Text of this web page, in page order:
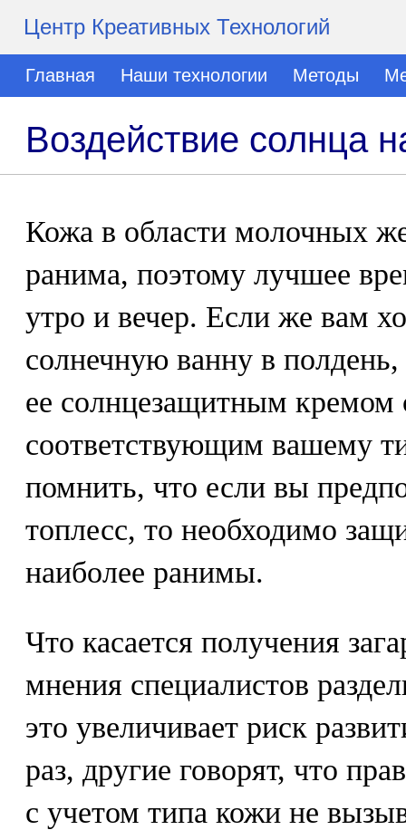
Центр Креативных Технологий
Главная Наши технологии Методы
Воздействие солнца
Кожа в области молочных
ранима, поэтому лучшее
утро и вечер. Если же вам
солнечную ванну в
ее солнцезащитным кремом
соответствующим вашему
помнить, что если вы
топлесс, то необходимо
наиболее ранимы.
Что касается получения
мнения специалистов
это увеличивает риск
раз, другие говорят, что
с учетом типа кожи не